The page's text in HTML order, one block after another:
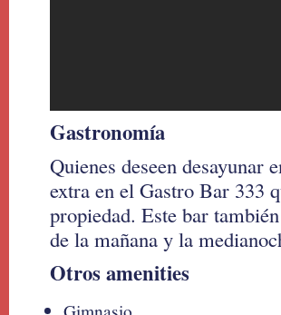
Gastronomía
Quienes deseen desayunar
extra en el Gastro Bar 333
propiedad. Este bar
de la mañana y la
Otros amenities